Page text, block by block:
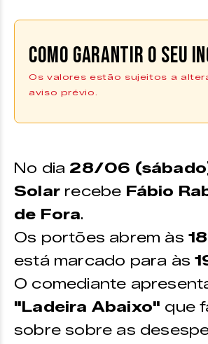
Como garantir o seu
Os valores estão sujeitos a
aviso prévio.
*Os ingressos também estão
venda físico, vide texto.
No dia 28/06
Solar recebe Fábio
de Fora.
Os portões abrem às
está marcado para às
O comediante
"Ladeira Abaixo" que
sobre sobre as